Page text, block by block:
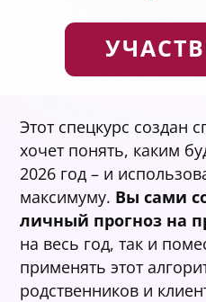
Этот спецкурс создан
хочет понять, каким
2026 год – и
максимуму. Вы сами
личный прогноз на
на весь год, так и
применять этот
родственников и